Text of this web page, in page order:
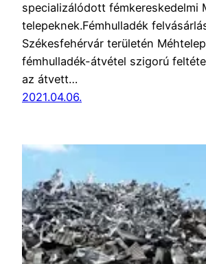
specializálódott fémkereskedelmi
telepeknek.Fémhulladék
Székesfehérvár területén
fémhulladék-átvétel szigorú
az átvett…
2021.04.06.